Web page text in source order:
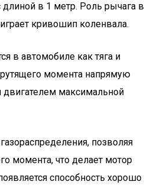
в 1 метр. Роль рычага в
кривошип коленвала.
в автомобиле как тяга и
момента напрямую
максимальной
позволяя
момента, что делает мотор
способность хорошо